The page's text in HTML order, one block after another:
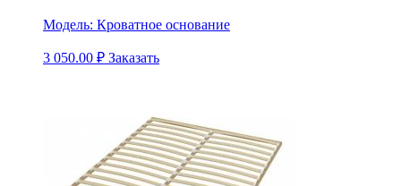
Модель: Кроватное основание
3 050.00 ₽ Заказать